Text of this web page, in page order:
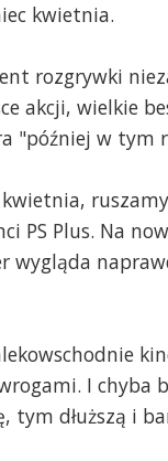
kwietnia.
rozgrywki
akcji, wielkie
"później w tym
PS Plus. Na
I chyba
tym dłuższą i